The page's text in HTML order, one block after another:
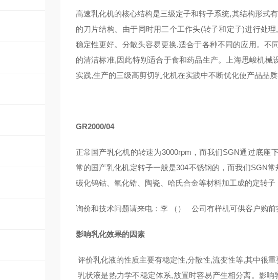
高速乳化机的核心结构是三级定子和转子系统,其结构形式
的刀片结构。由于同时用三个工作头(转子和定子)进行处
稳定性更好。分散头容易更换,适合于各种不同的应用。不
的清洁标准,因此特别适合于食和药品生产。上海思峻机
实践,生产的三级高剪切乳化机在实践中不断优化使产品品
GR2000/04
正常国产乳化机的转速为3000rpm，而我们SGN通过底座
常的国产乳化机定转子一般是304不锈钢的，而我们SGN
碳化钨钴、氧化锆、陶瓷、哈氏合金等材料加工成的定转子
询价和技术问题请来电：李 （） 公司有样机可供客户购前
影响乳化效果的因素
评价乳化液的性质主要有稳定性,分散性,流变性等,其中很重
乳状液是热力学不稳定体系,放置时容易产生相分离。影